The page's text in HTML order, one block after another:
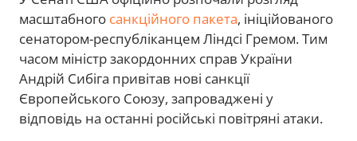
масштабного санкційного пакета, ініційованого
сенатором-республіканцем Ліндсі Гремом. Тим
часом міністр закордонних справ України
Андрій Сибіга привітав нові санкції
Європейського Союзу, запроваджені у
відповідь на останні російські повітряні атаки.